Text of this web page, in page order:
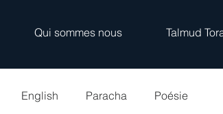
Qui sommes nous Talmud
English Paracha Poésie